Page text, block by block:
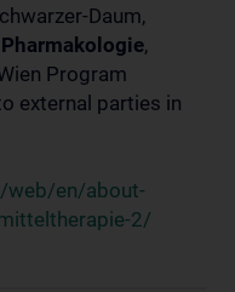
Daum,
Pharmakologie,
Program
external parties in
web/en/about-
2/